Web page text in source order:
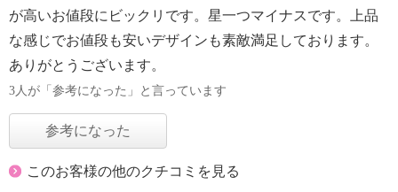
が高いお値段にビックリです。星一つマイナスです。上品
な感じでお値段も安いデザインも素敵満足しております。
ありがとうございます。
3人が「参考になった」と言っています
参考になった
このお客様の他のクチコミを見る